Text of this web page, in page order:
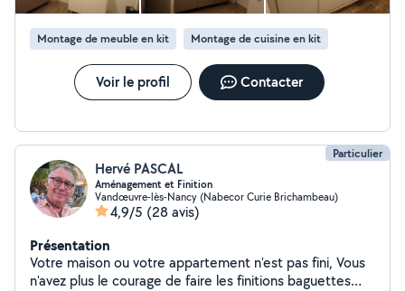
Montage de meuble en kit Montage de cuisine en kit
Voir le profil Contacter
Particulier
Hervé PASCAL
Aménagement et Finition
Vandœuvre-lès-Nancy (Nabecor Curie Brichambeau)
4,9/5 (28 avis)
Présentation
Votre maison ou votre appartement n'est pas fini, Vous
n'avez plus le courage de faire les finitions baguettes